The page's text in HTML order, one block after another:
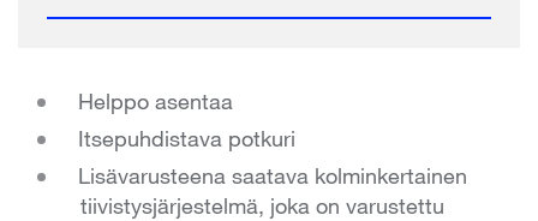
Helppo asentaa
Itsepuhdistava potkuri
Lisävarusteena saatava kolminkertainen
tiivistysjärjestelmä, joka on varustettu